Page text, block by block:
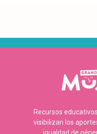
Recursos
visibilizan los
igualdad de